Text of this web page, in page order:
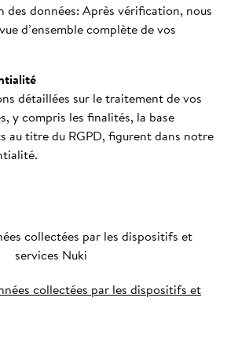
des données: Après vérification, nous
d’ensemble complète de vos
détaillées sur le traitement de vos
y compris les finalités, la base
au titre du RGPD, figurent dans notre
collectées par les dispositifs et
services Nuki
collectées par les dispositifs et